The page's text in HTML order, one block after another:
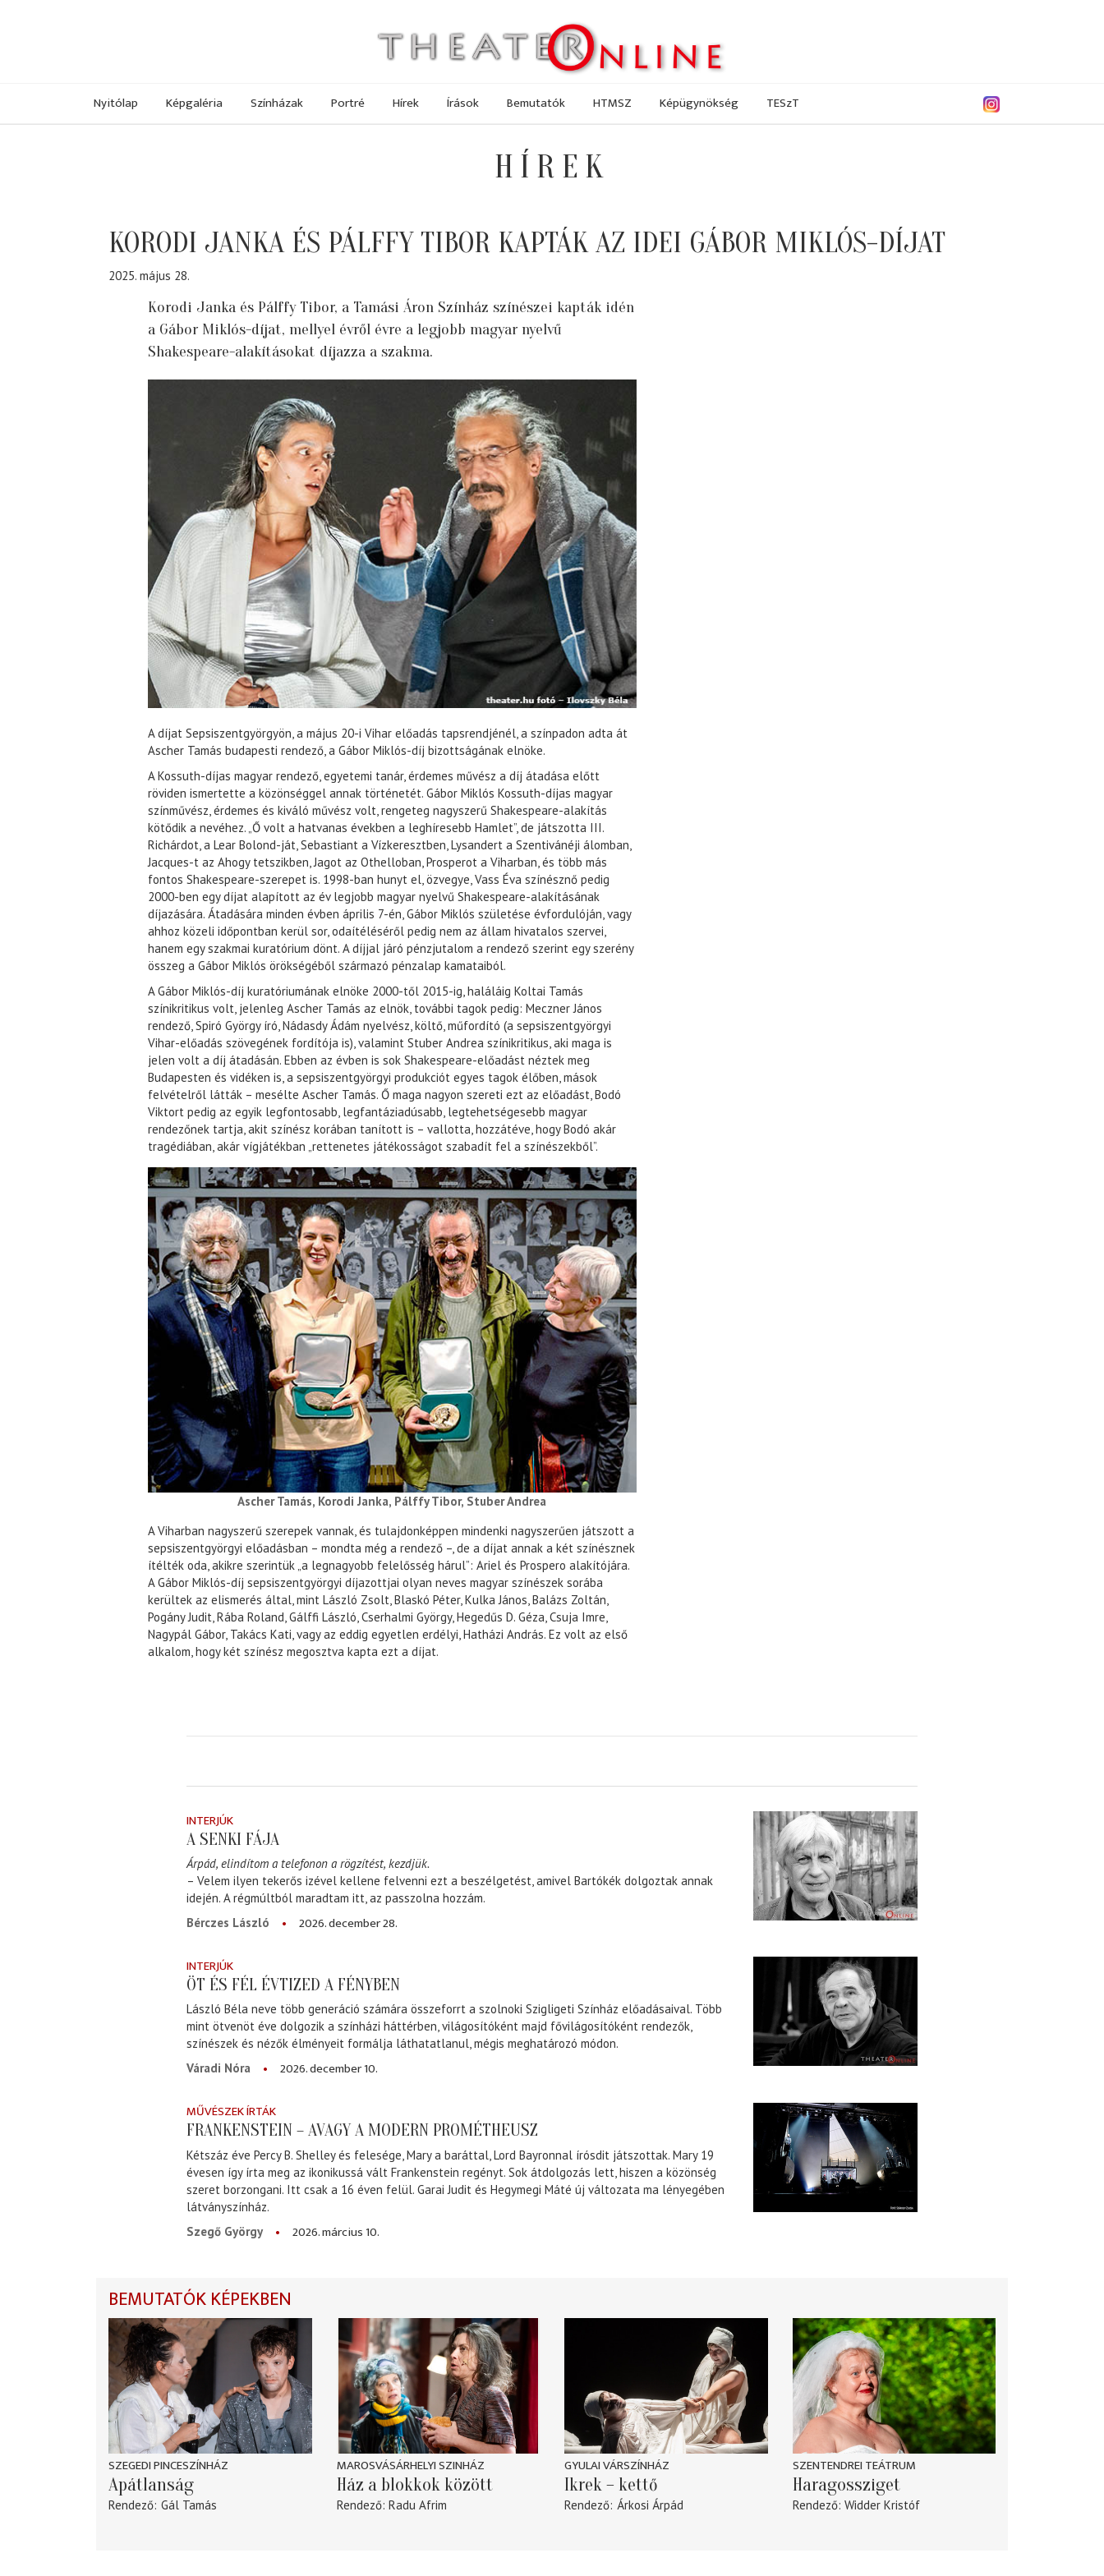
Nyitólap Képgaléria Színházak Portré Hírek Írások Bemutatók HTMSZ Képügynökség TESzT
HÍREK
KORODI JANKA ÉS PÁLFFY TIBOR KAPTÁK AZ IDEI GÁBOR MIKLÓS-DÍJAT
2025. május 28.
Korodi Janka és Pálffy Tibor, a Tamási Áron Színház színészei kapták idén
a Gábor Miklós-díjat, mellyel évről évre a legjobb magyar nyelvű
Shakespeare-alakításokat díjazza a szakma.
A díjat Sepsiszentgyörgyön, a május 20-i Vihar előadás tapsrendjénél, a színpadon adta át
Ascher Tamás budapesti rendező, a Gábor Miklós-díj bizottságának elnöke.
A Kossuth-díjas magyar rendező, egyetemi tanár, érdemes művész a díj átadása előtt
röviden ismertette a közönséggel annak történetét. Gábor Miklós Kossuth-díjas magyar
színművész, érdemes és kiváló művész volt, rengeteg nagyszerű Shakespeare-alakítás
kötődik a nevéhez. „Ő volt a hatvanas években a leghíresebb Hamlet”, de játszotta III.
Richárdot, a Lear Bolond-ját, Sebastiant a Vízkeresztben, Lysandert a Szentivánéji álomban,
Jacques-t az Ahogy tetszikben, Jagot az Othelloban, Prosperot a Viharban, és több más
fontos Shakespeare-szerepet is. 1998-ban hunyt el, özvegye, Vass Éva színésznő pedig
2000-ben egy díjat alapított az év legjobb magyar nyelvű Shakespeare-alakításának
díjazására. Átadására minden évben április 7-én, Gábor Miklós születése évfordulóján, vagy
ahhoz közeli időpontban kerül sor, odaítéléséről pedig nem az állam hivatalos szervei,
hanem egy szakmai kuratórium dönt. A díjjal járó pénzjutalom a rendező szerint egy szerény
összeg a Gábor Miklós örökségéből származó pénzalap kamataiból.
A Gábor Miklós-díj kuratóriumának elnöke 2000-től 2015-ig, haláláig Koltai Tamás
színikritikus volt, jelenleg Ascher Tamás az elnök, további tagok pedig: Meczner János
rendező, Spiró György író, Nádasdy Ádám nyelvész, költő, műfordító (a sepsiszentgyörgyi
Vihar-előadás szövegének fordítója is), valamint Stuber Andrea színikritikus, aki maga is
jelen volt a díj átadásán. Ebben az évben is sok Shakespeare-előadást néztek meg
Budapesten és vidéken is, a sepsiszentgyörgyi produkciót egyes tagok élőben, mások
felvételről látták – mesélte Ascher Tamás. Ő maga nagyon szereti ezt az előadást, Bodó
Viktort pedig az egyik legfontosabb, legfantáziadúsabb, legtehetségesebb magyar
rendezőnek tartja, akit színész korában tanított is – vallotta, hozzátéve, hogy Bodó akár
tragédiában, akár vígjátékban „rettenetes játékosságot szabadít fel a színészekből”.
Ascher Tamás, Korodi Janka, Pálffy Tibor, Stuber Andrea
A Viharban nagyszerű szerepek vannak, és tulajdonképpen mindenki nagyszerűen játszott a
sepsiszentgyörgyi előadásban – mondta még a rendező –, de a díjat annak a két színésznek
ítélték oda, akikre szerintük „a legnagyobb felelősség hárul”: Ariel és Prospero alakítójára.
A Gábor Miklós-díj sepsiszentgyörgyi díjazottjai olyan neves magyar színészek sorába
kerültek az elismerés által, mint László Zsolt, Blaskó Péter, Kulka János, Balázs Zoltán,
Pogány Judit, Rába Roland, Gálffi László, Cserhalmi György, Hegedűs D. Géza, Csuja Imre,
Nagypál Gábor, Takács Kati, vagy az eddig egyetlen erdélyi, Hatházi András. Ez volt az első
alkalom, hogy két színész megosztva kapta ezt a díjat.
INTERJÚK
A SENKI FÁJA
Árpád, elindítom a telefonon a rögzítést, kezdjük.
– Velem ilyen tekerős izével kellene felvenni ezt a beszélgetést, amivel Bartókék dolgoztak annak
idején. A régmúltból maradtam itt, az passzolna hozzám.
Bérczes László
2026. december 28.
INTERJÚK
ÖT ÉS FÉL ÉVTIZED A FÉNYBEN
László Béla neve több generáció számára összeforrt a szolnoki Szigligeti Színház előadásaival. Több
mint ötvenöt éve dolgozik a színházi háttérben, világosítóként majd fővilágosítóként rendezők,
színészek és nézők élményeit formálja láthatatlanul, mégis meghatározó módon.
Váradi Nóra
2026. december 10.
MŰVÉSZEK ÍRTÁK
FRANKENSTEIN – AVAGY A MODERN PROMÉTHEUSZ
Kétszáz éve Percy B. Shelley és felesége, Mary a baráttal, Lord Bayronnal írósdit játszottak. Mary 19
évesen így írta meg az ikonikussá vált Frankenstein regényt. Sok átdolgozás lett, hiszen a közönség
szeret borzongani. Itt csak a 16 éven felül. Garai Judit és Hegymegi Máté új változata ma lényegében
látványszínház.
Szegő György
2026. március 10.
BEMUTATÓK KÉPEKBEN
SZEGEDI PINCESZÍNHÁZ
Apátlanság
Rendező Gál Tamás
MAROSVÁSÁRHELYI SZINHÁZ
Ház a blokkok között
Rendező Radu Afrim
GYULAI VÁRSZÍNHÁZ
Ikrek – kettő
Rendező Árkosi Árpád
SZENTENDREI TEÁTRUM
Haragossziget
Rendező Widder Kristóf